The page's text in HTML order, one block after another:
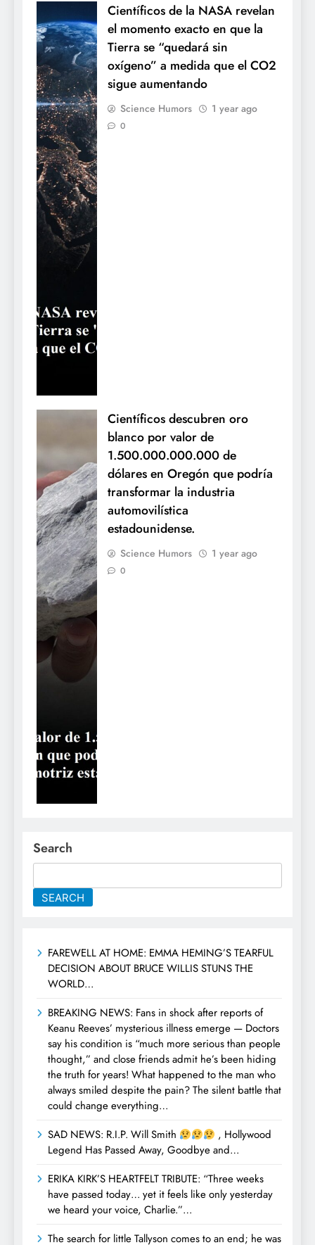
Científicos de la NASA revelan
el momento exacto en que la
Tierra se “quedará sin
oxígeno” a medida que el CO2
sigue aumentando
Science Humors 1 year ago
0
Científicos descubren oro
blanco por valor de
1.500.000.000.000 de
dólares en Oregón que podría
transformar la industria
automovilística
estadounidense.
Science Humors 1 year ago
0
Search
SEARCH
FAREWELL AT HOME: EMMA HEMING’S TEARFUL
DECISION ABOUT BRUCE WILLIS STUNS THE
WORLD…
BREAKING NEWS: Fans in shock after reports of
Keanu Reeves’ mysterious illness emerge — Doctors
say his condition is “much more serious than people
thought,” and close friends admit he’s been hiding
the truth for years! What happened to the man who
always smiled despite the pain? The silent battle that
could change everything…
SAD NEWS: R.I.P. Will Smith
, Hollywood
Legend Has Passed Away, Goodbye and…
ERIKA KIRK’S HEARTFELT TRIBUTE: “Three weeks
have passed today… yet it feels like only yesterday
we heard your voice, Charlie.”…
The search for little Tallyson comes to an end; he was